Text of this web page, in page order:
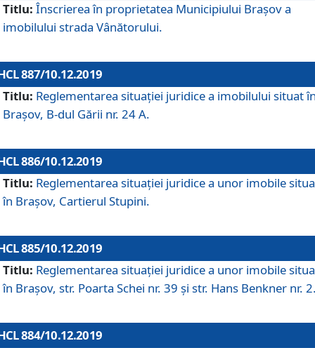
Titlu: Înscrierea în proprietatea Municipiului Braşov a
imobilului strada Vânătorului.
887/10.12.2019
Titlu: Reglementarea situației juridice a imobilului situat
Brașov, B-dul Gării nr. 24 A.
886/10.12.2019
Titlu: Reglementarea situaţiei juridice a unor imobile
în Braşov, Cartierul Stupini.
885/10.12.2019
Titlu: Reglementarea situației juridice a unor imobile
în Brașov, str. Poarta Schei nr. 39 și str. Hans Benkner nr.
884/10.12.2019